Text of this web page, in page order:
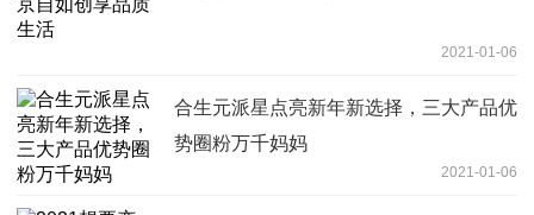
2021-01-06
合生元派星点亮新年新选择，三大产品优
势圈粉万千妈妈
2021-01-06